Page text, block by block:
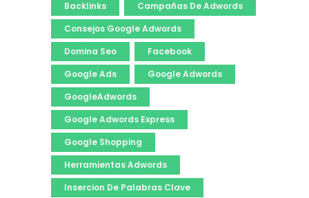
Backlinks
Campañas De Adwords
Consejos Google Adwords
Domina Seo
Facebook
Google Ads
Google Adwords
GoogleAdwords
Google Adwords Express
Google Shopping
Herramientas Adwords
Insercion De Palabras Clave